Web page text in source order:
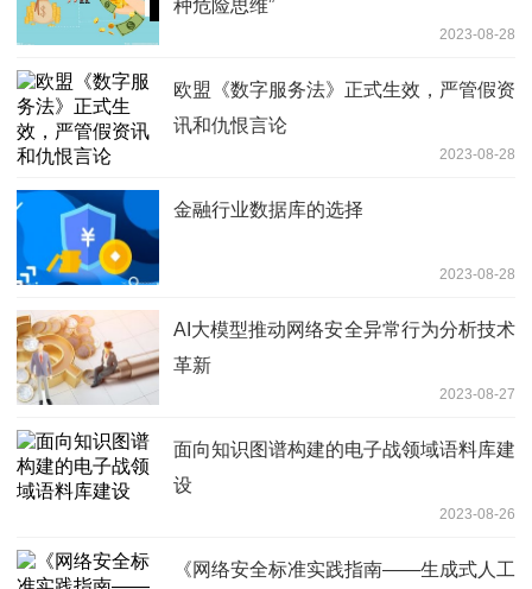
种危险思维”
2023-08-28
欧盟《数字服务法》正式生效，严管假资
讯和仇恨言论
2023-08-28
金融行业数据库的选择
2023-08-28
AI大模型推动网络安全异常行为分析技术
革新
2023-08-27
面向知识图谱构建的电子战领域语料库建
设
2023-08-26
《网络安全标准实践指南——生成式人工